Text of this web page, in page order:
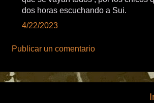
dos horas escuchando a Sui.
4/22/2023
Publicar un comentario